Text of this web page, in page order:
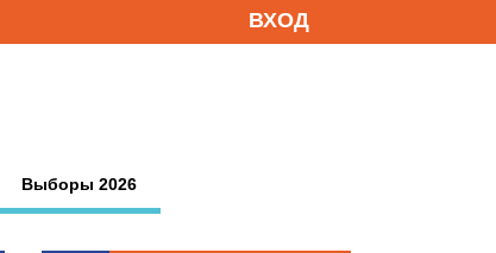
ВХОД
Выборы 2026